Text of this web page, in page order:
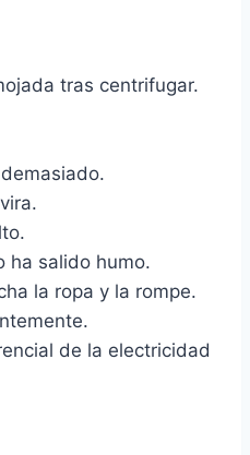
tras centrifugar.
ha salido humo.
la ropa y la rompe.
de la electricidad